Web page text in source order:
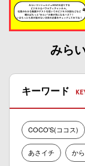
みら
キーワード
COCO'S(ココス)
あさイチ か